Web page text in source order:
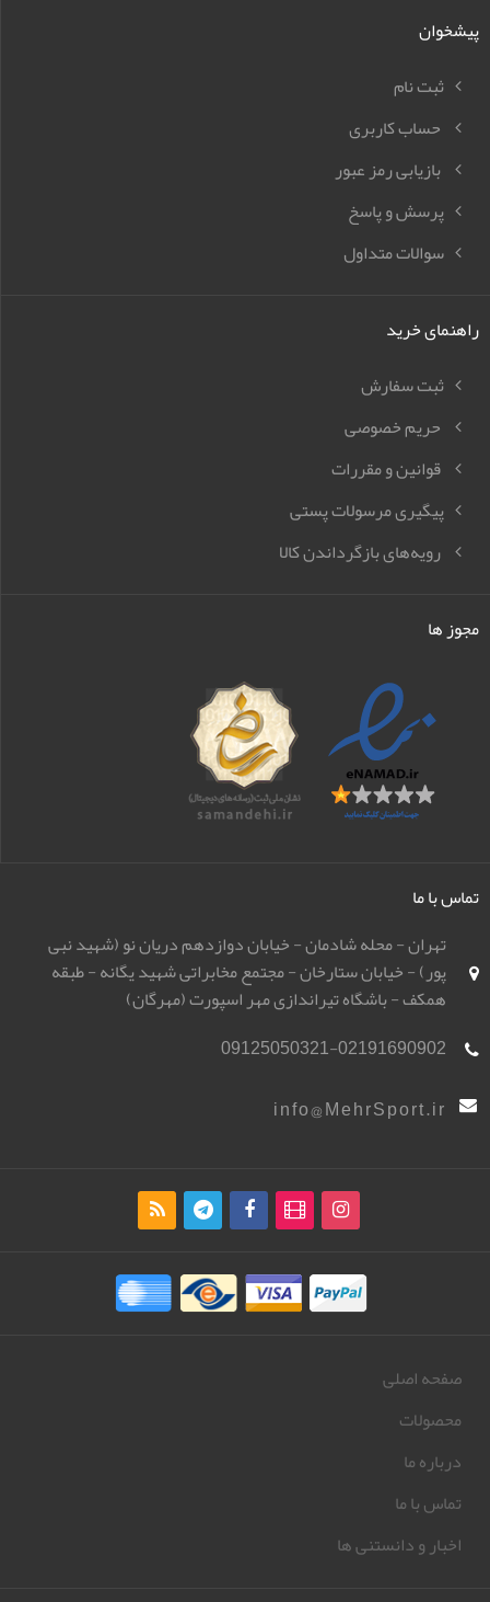
پیشخوان
ثبت نام
حساب کاربری
بازیابی رمز عبور
پرسش و پاسخ
سوالات متداول
راهنمای خرید
ثبت سفارش
حریم خصوصی
قوانین و مقررات
پیگیری مرسولات پستی
رویه‌های بازگرداندن کالا
مجوز ها
تماس با ما
تهران - محله شادمان - خیابان دوازدهم دریان نو (شهید نبی
پور) - خیابان ستارخان - مجتمع مخابراتی شهید یگانه - طبقه
همکف - باشگاه تیراندازی مهر اسپورت (مهرگان)
09125050321-02191690902
info@MehrSport.ir
صفحه اصلی
محصولات
درباره ما
تماس با ما
اخبار و دانستنی ها